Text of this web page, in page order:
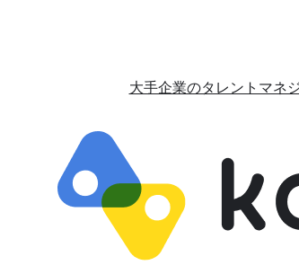
大手企業のタレントマネ